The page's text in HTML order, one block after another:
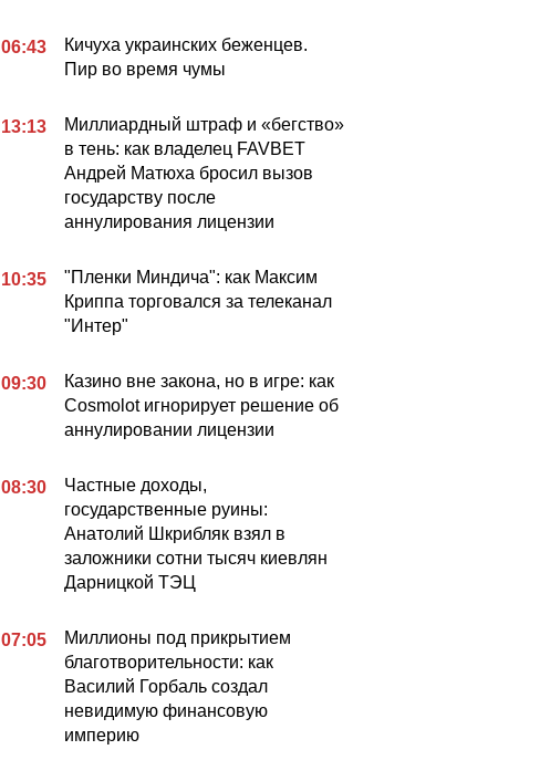
Буквально голая
Анна Тринчер вжала
свою ракушку в
очень интересной
06:43
Кичуха украинских беженцев.
Пир во время чумы
13:13
Миллиардный штраф и «бегство»
в тень: как владелец FAVBET
Андрей Матюха бросил вызов
государству после
аннулирования лицензии
10:35
"Пленки Миндича": как Максим
Криппа торговался за телеканал
"Интер"
09:30
Казино вне закона, но в игре: как
Cosmolot игнорирует решение об
аннулировании лицензии
08:30
Частные доходы,
государственные руины:
Анатолий Шкрибляк взял в
заложники сотни тысяч киевлян
Дарницкой ТЭЦ
07:05
Миллионы под прикрытием
благотворительности: как
Василий Горбаль создал
невидимую финансовую
империю